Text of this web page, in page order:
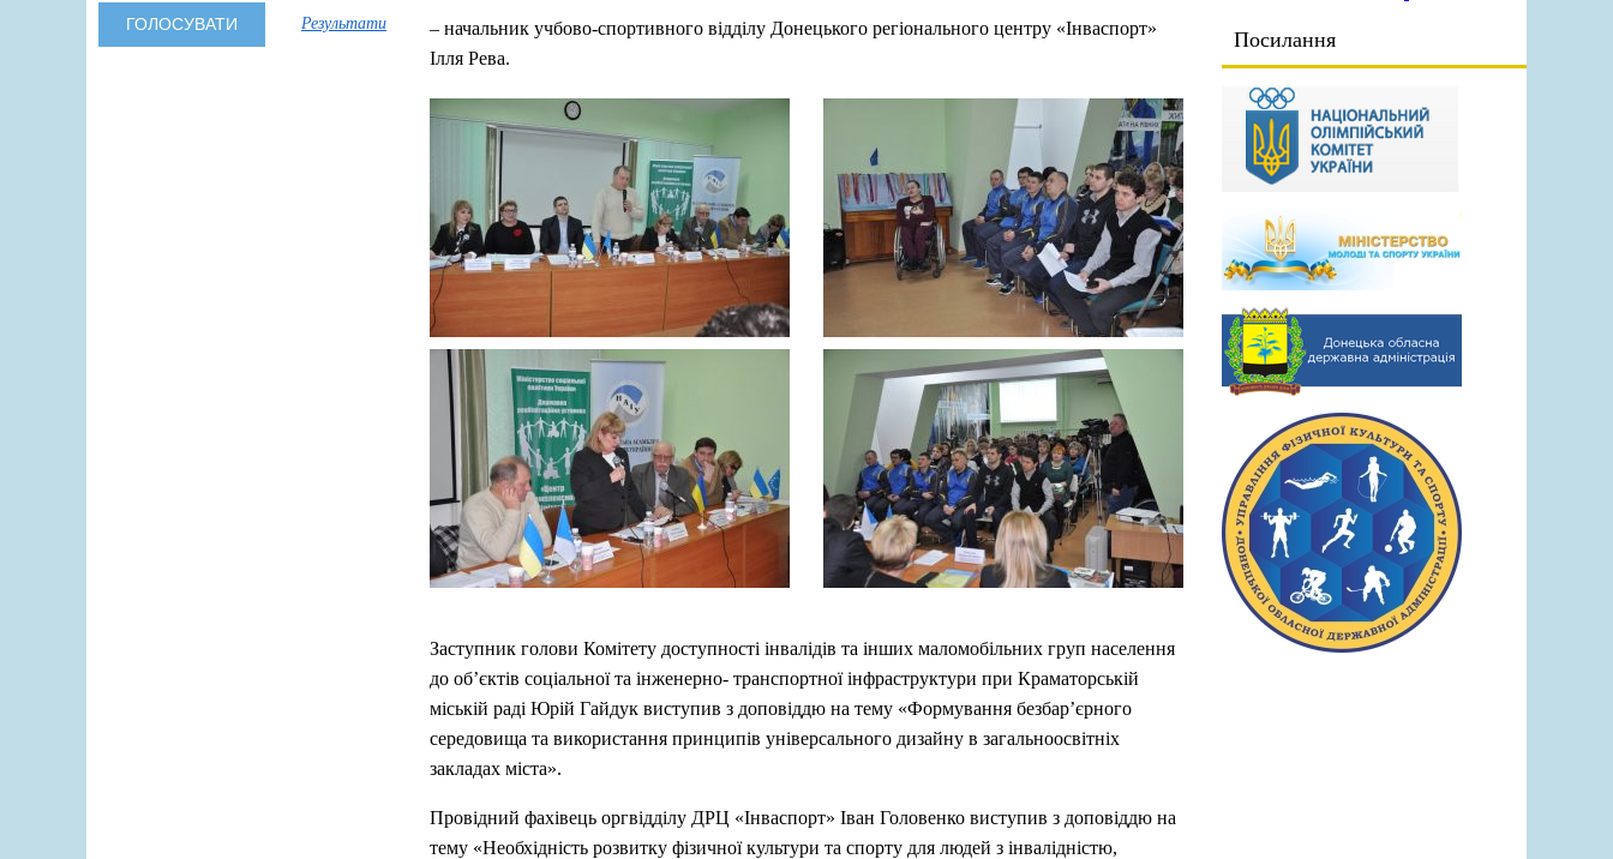
Результати
Посилання
– начальник учбово-спортивного відділу Донецького регіонального центру «Інваспорт»
Ілля Рева.
Заступник голови Комітету доступності інвалідів та інших маломобільних груп населення
до об’єктів соціальної та інженерно- транспортної інфраструктури при Краматорській
міській раді Юрій Гайдук виступив з доповіддю на тему «Формування безбар’єрного
середовища та використання принципів універсального дизайну в загальноосвітніх
закладах міста».
Провідний фахівець оргвідділу ДРЦ «Інваспорт» Іван Головенко виступив з доповіддю на
тему «Необхідність розвитку фізичної культури та спорту для людей з інвалідністю,